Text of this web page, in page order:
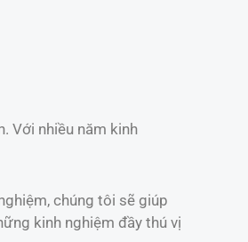
Với nhiều năm kinh
chúng tôi sẽ giúp
kinh nghiệm đầy thú vị